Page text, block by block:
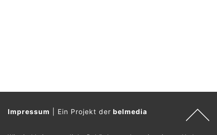
Impressum Ein Projekt derbelmedia